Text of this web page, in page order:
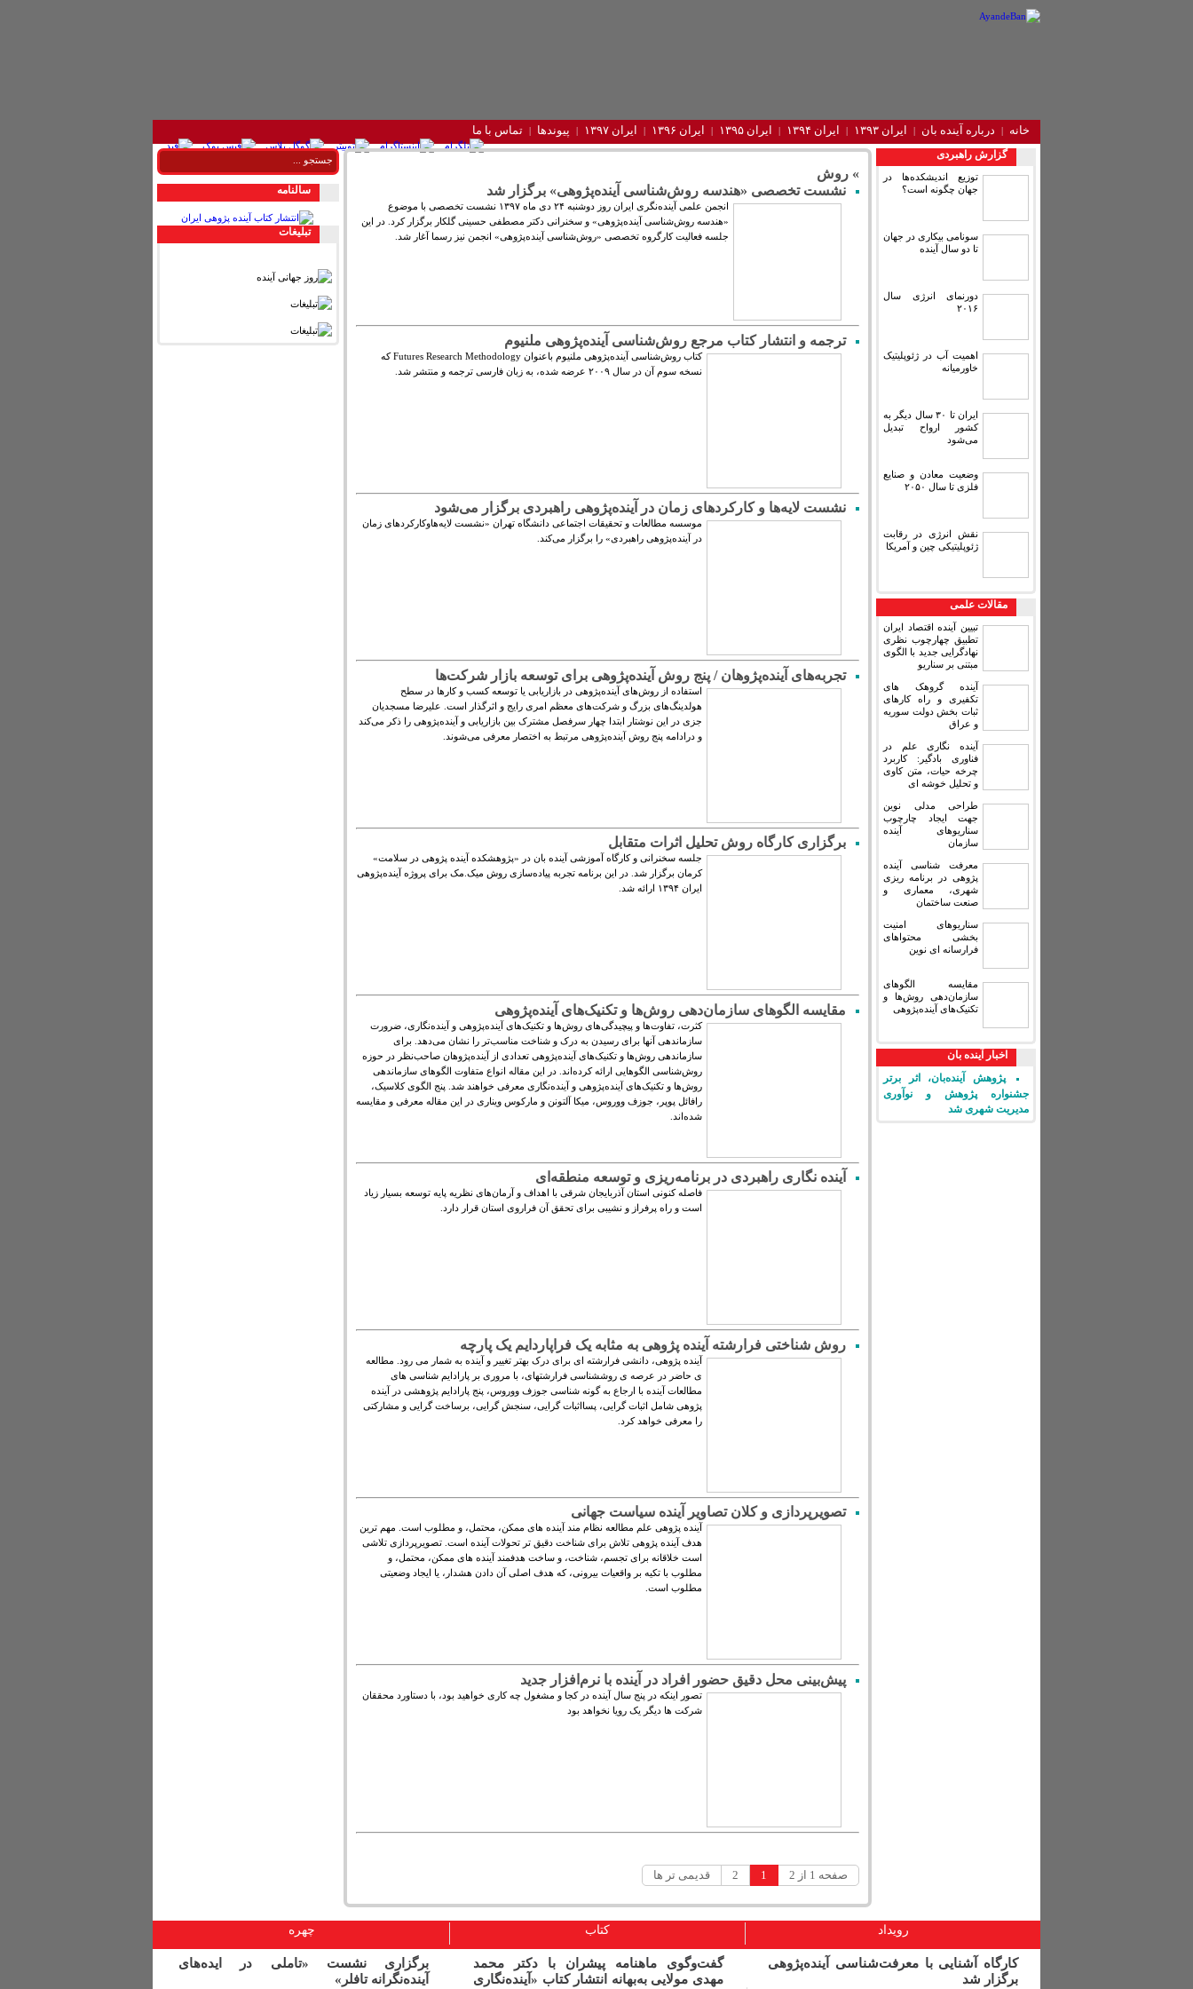
خانه درباره آینده‌ بان ایران ۱۳۹۳ ایران ۱۳۹۴ ایران ۱۳۹۵ ایران ۱۳۹۶ ایران ۱۳۹۷ پیوندها تماس با ما
گزارش راهبردی
توزیع اندیشکده‌ها در
جهان چگونه است؟
سونامی بیکاری در جهان
تا دو سال آینده
دورنمای انرژی سال
۲۰۱۶
اهمیت آب در ژئوپلیتیک
خاورمیانه
ایران تا ۳۰ سال دیگر به
کشور ارواح تبدیل
می‌شود
وضعیت معادن و صنایع
فلزی تا سال ۲۰۵۰
نقش انرژی در رقابت
ژئوپلیتیکی چین و آمریکا
مقالات علمی
تبیین آینده اقتصاد ایران
تطبیق چهارچوب نظری
نهادگرایی جدید با الگوی
مبتنی بر سناریو
آینده گروهک های
تکفیری و راه کارهای
ثبات بخش دولت سوریه
و عراق
آینده نگاری علم در
فناوری بادگیر: کاربرد
چرخه حیات، متن کاوی
و تحلیل خوشه ای
طراحی مدلی نوین
جهت ایجاد چارچوب
سناریوهای آینده
سازمان
معرفت شناسی آینده
پژوهی در برنامه ریزی
شهری، معماری و
صنعت ساختمان
سناریوهای امنیت
بخشی محتواهای
فرارسانه ای نوین
مقایسه‏ الگوهای
سازمان‌دهی روش‌ها و
تکنیک‌های آینده‌پژوهی
اخبار آینده بان
پژوهش آینده‌بان، اثر برتر
جشنواره پژوهش و نوآوری
مدیریت شهری شد
» روش
نشست تخصصی «هندسه روش‌شناسی آینده‌پژوهی» ‌برگزار شد
انجمن علمی آینده‌نگری ایران روز دوشنبه ۲۴ دی ماه ۱۳۹۷ نشست تخصصی با موضوع
«هندسه روش‌شناسی آینده‌پژوهی» و سخنرانی دکتر مصطفی حسینی گلکار برگزار کرد. در این
جلسه فعالیت کارگروه تخصصی «روش‌شناسی آینده‌پژوهی» انجمن نیز رسما آغار شد.
ترجمه و انتشار کتاب مرجع روش‌شناسی آینده‌پژوهی ملنیوم
کتاب روش‌شناسی آینده‌پژوهی ملنیوم باعنوان Futures Research Methodology که
نسخه سوم آن در سال ۲۰۰۹ عرضه شده، به زبان فارسی ترجمه و منتشر شد.
نشست لایه‌ها و کارکردهای زمان در آینده‌پژوهی راهبردی برگزار می‌شود
موسسه مطالعات و تحقیقات اجتماعی دانشگاه تهران «نشست لایه‌هاوکارکردهای زمان
در آینده‌پژوهی راهبردی» را برگزار می‌کند.
تجربه‌های آینده‌پژوهان / پنج روش آینده‌پژوهی برای توسعه بازار شرکت‌ها
استفاده از روش‌های آینده‌پژوهی در بازاریابی یا توسعه کسب و کارها در سطح
هولدینگ‌های بزرگ و شرکت‌های معظم امری رایج و اثرگذار است. علیرضا مسجدیان
جزی در این نوشتار ابتدا چهار سرفصل مشترک بین بازاریابی و آینده‌پژوهی را ذکر می‌کند
و درادامه پنج روش آینده‌پژوهی مرتبط به اختصار معرفی می‌شوند.
برگزاری کارگاه روش تحلیل اثرات متقابل
جلسه سخنرانی و کارگاه آموزشی آینده بان در «پژوهشکده آینده پژوهی در سلامت»
کرمان برگزار شد. در این برنامه تجربه پیاده‌سازی روش میک.‏مک برای پروژه آینده‌پژوهی
ایران ۱۳۹۴ ارائه شد.
مقایسه‏ الگوهای سازمان‌دهی روش‌ها و تکنیک‌های آینده‌پژوهی
کثرت، تفاوت‌ها و پیچیدگی‌های روش‌ها و تکنیک‌های آیند‌ه‌پژوهی و آینده‌نگاری، ضرورت
سازماندهی آنها برای رسیدن به درک و شناخت مناسب‌تر را نشان می‌دهد. برای
سازماندهی روش‌ها و تکنیک‌های آینده‌پژوهی تعدادی از آینده‌پژوهان صاحب‌نظر در حوزه
روش‌شناسی الگوهایی ارائه کرده‌اند. در این مقاله انواع متفاوت الگوهای سازماندهی
روش‌ها و تکنیک‌های آینده‌پژوهی و آینده‌نگاری معرفی خواهند شد. پنج الگوی کلاسیک،
رافائل پوپر، جوزف ووروس، میکا آلتونن و مارکوس ویناری در این مقاله معرفی و مقایسه
شده‌‏‏اند.
آینده نگاری راهبردی در برنامه‌ریزی و توسعه منطقه‌ای
فاصله کنونی استان آذربایجان شرقی با اهداف و آرمان‌های نظریه پایه توسعه بسیار زیاد
است و راه پرفراز و نشیبی برای تحقق آن فراروی استان قرار دارد.
روش شناختی فرارشته آینده پژوهی به مثابه یک فراپاردایم یک پارچه
آینده پژوهی، دانشی فرارشته ای برای درک بهتر تغییر و آینده به شمار می رود. مطالعه
ی حاضر در عرصه ی روش­شناسی فرا­رشته­ای، با مروری بر پارادایم شناسی های
مطالعات آینده با ارجاع به گونه شناسی جوزف ووروس، پنج پارادایم پژوهشی در آینده
پژوهی شامل اثبات گرایی، پسااثبات گرایی، سنجش گرایی، برساخت گرایی و مشارکتی
را معرفی خواهد کرد.
تصویرپردازی و کلان تصاویر آینده سیاست جهانی
آینده پژوهی علم مطالعه نظام مند آینده های ممکن، محتمل، و مطلوب است. مهم ترین
هدف آینده پژوهی تلاش برای شناخت دقیق تر تحولات آینده است. تصویرپردازی تلاشی
است خلاقانه برای تجسم، شناخت، و ساخت هدفمند آینده های ممکن، محتمل، و
مطلوب با تکیه بر واقعیات بیرونی، که هدف اصلی آن دادن هشدار، یا ایجاد وضعیتی
مطلوب است.
پیش‌بینی محل دقیق حضور افراد در آینده با نرم‌افزار جدید
تصور اینکه در پنج سال آینده در کجا و مشغول چه کاری خواهید بود، با دستاورد محققان
شرکت‏ ها دیگر یک رویا نخواهد بود
صفحه 1 از 2 1
2 قدیمی تر ها
سالنامه
تبليغات
رویداد کتاب چهره
کارگاه آشنایی با معرفت‌شناسی آینده‌پژوهی
برگزار شد
گفت‌وگوی ماهنامه پیشران با دکتر محمد
مهدی مولایی به‌بهانه انتشار کتاب «آینده‌‏نگاری
برگزاری نشست «تاملی در ایده‌های
آینده‌نگرانه تافلر»